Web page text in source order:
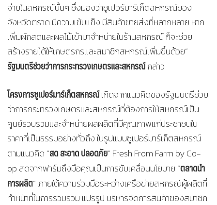
จ่ายในสหกรณ์นั้นๆ ซึ่งมองว่าซูเปอร์มาร์เก็ตสหกรณ์ของ
จังหวัดตราด มีความเข้มแข็ง มีสินค้าขายส่งที่หลากหลาย หาก
เพิ่มผักสดและผลไม้เข้ามาจำหน่ายในร้านสหกรณ์ ก็จะช่วย
สร้างรายได้ให้เกษตรกรและสมาชิกสหกรณ์เพิ่มขึ้นด้วย”
รัฐมนตรีช่วยว่าการกระทรวงเกษตรและสหกรณ์กล่าว
โครงการซูเปอร์มาร์เก็ตสหกรณ์เกิดจากแนวคิดของรัฐมนตรีช่วย
ว่าการกระทรวงเกษตรและสหกรณ์ที่ต้องการให้สหกรณ์เป็น
ศูนย์รวบรวมและจำหน่ายผลผลิตที่มีคุณภาพแก่ประชาชนใน
ราคาที่เป็นธรรมอย่างทั่วถึง ในรูปแบบซูเปอร์มาร์เก็ตสหกรณ์
ตามแนวคิด “สด สะอาด ปลอดภัย” Fresh From Farm by Co-
op สดจากฟาร์มถึงมือคุณเป็นการขับเคลื่อนนโยบาย “ตลาดนำ
การผลิต” ภายใต้ความร่วมมือระหว่างเครือข่ายสหกรณ์ผู้ผลิตที่
ทำหน้าที่ในการรวบรวม แปรรูป บริหารจัดการสินค้าของสมาชิก